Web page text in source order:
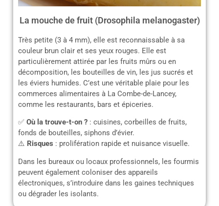
La mouche de fruit (Drosophila melanogaster)
Très petite (3 à 4 mm), elle est reconnaissable à sa
couleur brun clair et ses yeux rouges. Elle est
particulièrement attirée par les fruits mûrs ou en
décomposition, les bouteilles de vin, les jus sucrés et
les éviers humides. C’est une véritable plaie pour les
commerces alimentaires à La Combe-de-Lancey,
comme les restaurants, bars et épiceries.
✅ Où la trouve-t-on ? : cuisines, corbeilles de fruits,
fonds de bouteilles, siphons d’évier.
⚠️ Risques : prolifération rapide et nuisance visuelle.
Dans les bureaux ou locaux professionnels, les fourmis
peuvent également coloniser des appareils
électroniques, s’introduire dans les gaines techniques
ou dégrader les isolants.